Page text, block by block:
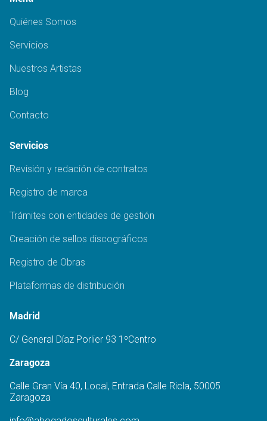
Quiénes Somos
Servicios
Nuestros Artistas
Blog
Contacto
Servicios
Revisión y redación de contratos
Registro de marca
Trámites con entidades de gestión
Creación de sellos discográficos
Registro de Obras
Plataformas de distribución
Madrid
C/ General Díaz Porlier 93 1ºCentro
Zaragoza
Calle Gran Vía 40, Local, Entrada Calle Ricla, 50005
Zaragoza